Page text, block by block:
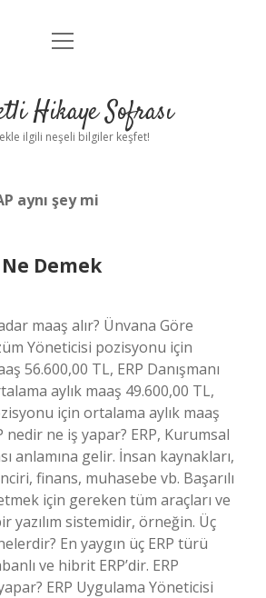
Anasayfa
Yasal Uyarı
menüyü
Hikaye Sofrası
ilgili neşeli bilgiler keşfet!
aynı şey mi
Demek
maaş alır? Ünvana Göre
Yöneticisi pozisyonu için
56.600,00 TL, ERP Danışmanı
aylık maaş 49.600,00 TL,
için ortalama aylık maaş
nedir ne iş yapar? ERP, Kurumsal
anlamına gelir. İnsan kaynakları,
finans, muhasebe vb. Başarılı
için gereken tüm araçları ve
yazılım sistemidir, örneğin. Üç
En yaygın üç ERP türü
ve hibrit ERP’dir. ERP
ERP Uygulama Yöneticisi